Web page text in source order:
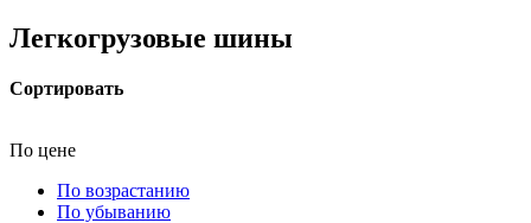
Легкогрузовые шины
Сортировать
По цене
По возрастанию
По убыванию